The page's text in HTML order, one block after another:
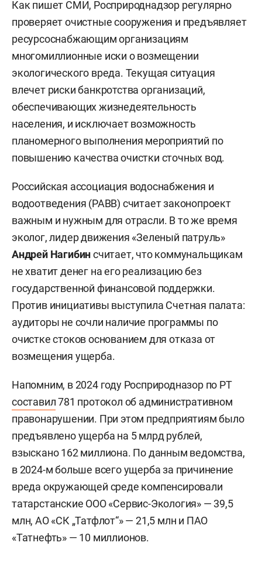
Как пишет СМИ, Росприроднадзор регулярно
проверяет очистные сооружения и предъявляет
ресурсоснабжающим организациям
многомиллионные иски о возмещении
экологического вреда. Текущая ситуация
влечет риски банкротства организаций,
обеспечивающих жизнедеятельность
населения, и исключает возможность
планомерного выполнения мероприятий по
повышению качества очистки сточных вод.
Российская ассоциация водоснабжения и
водоотведения (РАВВ) считает законопроект
важным и нужным для отрасли. В то же время
эколог, лидер движения «Зеленый патруль»
Андрей Нагибинсчитает, что коммунальщикам
не хватит денег на его реализацию без
государственной финансовой поддержки.
Против инициативы выступила Счетная палата:
аудиторы не сочли наличие программы по
очистке стоков основанием для отказа от
возмещения ущерба.
Напомним, в 2024 году Росприродназор по РТ
составил781 протокол об административном
правонарушении. При этом предприятиям было
предъявлено ущерба на 5 млрд рублей,
взыскано 162 миллиона. По данным ведомства,
в 2024-м больше всего ущерба за причинение
вреда окружающей среде компенсировали
татарстанские ООО «Сервис-Экология» — 39,5
млн, АО «СК „Татфлот“» — 21,5 млн и ПАО
«Татнефть» — 10 миллионов.